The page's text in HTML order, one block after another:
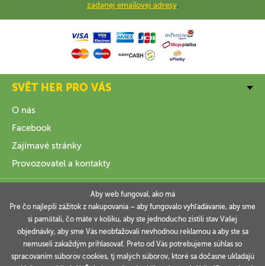
zadanej emailovej adresy.
SVĚT HER PRO VÁS
O nás
Facebook
Zajímavé stránky
Provozovatel a kontakty
INFORMACE
VAŠE OBJEDNÁVKY
Aby web fungoval, ako má
Pre čo najlepší zážitok z nakupovania – aby fungovalo vyhľadávanie, aby sme
si pamätali, čo máte v košíku, aby ste jednoducho zistili stav Vašej
objednávky, aby sme Vás neobťažovali nevhodnou reklamou a aby ste sa
nemuseli zakaždým prihlasovať. Preto od Vás potrebujeme súhlas so
spracovaním súborov cookies, tj malých súborov, ktoré sa dočasne ukladajú